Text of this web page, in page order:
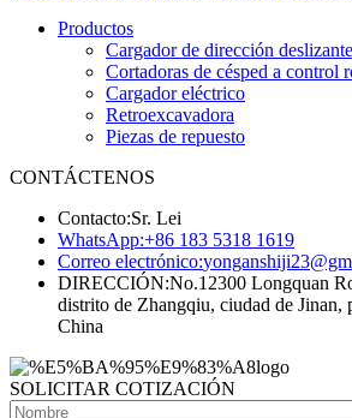
Productos
Cargador de dirección deslizante
Cortadoras de césped a control
Cargador eléctrico
Retroexcavadora
Piezas de repuesto
CONTÁCTENOS
Contacto:Sr. Lei
WhatsApp:+86 183 5318 1619
Correo electrónico:
DIRECCIÓN:No.12300 Longquan
distrito de Zhangqiu, ciudad de Jinan,
China
SOLICITAR COTIZACIÓN